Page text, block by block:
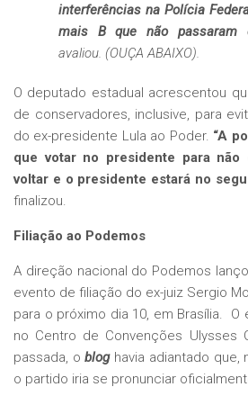
interferências na Polícia
mais B que não passaram
avaliou. (OUÇA ABAIXO).
O deputado estadual acrescentou
de conservadores, inclusive, para
do ex-presidente Lula ao Poder. “A
que votar no presidente para não
voltar e o presidente estará no
finalizou.
Filiação ao Podemos
A direção nacional do Podemos
evento de filiação do ex-juiz Sergio
para o próximo dia 10, em Brasília.
no Centro de Convenções Ulysses
passada, obloghavia adiantado que,
o partido iria se pronunciar